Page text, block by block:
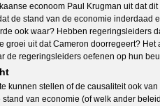
econoom Paul Krugman uit dat
de stand van de economie
ook waar? Hebben
groei uit dat Cameron doorregeert?
de regeringsleiders oefenen op hun
kunnen stellen of de causaliteit ook
van economie (of welk ander